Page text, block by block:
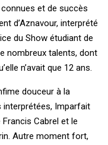
et de succès
d’Aznavour, interprété
du Show étudiant de
nombreux talents, dont
n’avait que 12 ans.
douceur à la
interprétées, Imparfait
Francis Cabrel et le
Autre moment fort,